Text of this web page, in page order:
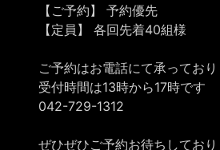
【ご予約】 予約優先
【定員】 各回先着40組様
ご予約はお電話にて承っており
受付時間は13時から17時です
042-729-1312
ぜひぜひご予約お待ちしており